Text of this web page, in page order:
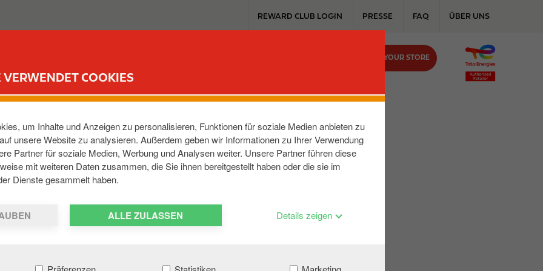
VERWENDET COOKIES
um Inhalte und Anzeigen zu personalisieren, Funktionen für soziale Medien anbieten zu
unsere Website zu analysieren. Außerdem geben wir Informationen zu Ihrer Verwendung
Partner für soziale Medien, Werbung und Analysen weiter. Unsere Partner führen diese
mit weiteren Daten zusammen, die Sie ihnen bereitgestellt haben oder die sie im
Dienste gesammelt haben.
ALLE ZULASSEN Details zeigen
u
REWARD CLUB LOGIN PRESSE FAQ ÜBER UNS
FIND YOUR STORE
STR
,09599,DE